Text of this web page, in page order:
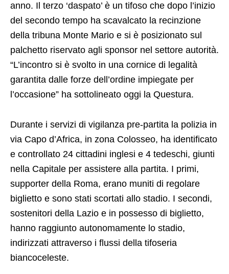
anno. Il terzo ‘daspato’ è un tifoso che dopo l’inizio
del secondo tempo ha scavalcato la recinzione
della tribuna Monte Mario e si è posizionato sul
palchetto riservato agli sponsor nel settore autorità.
“L’incontro si è svolto in una cornice di legalità
garantita dalle forze dell’ordine impiegate per
l’occasione” ha sottolineato oggi la Questura.
Durante i servizi di vigilanza pre-partita la polizia in
via Capo d’Africa, in zona Colosseo, ha identificato
e controllato 24 cittadini inglesi e 4 tedeschi, giunti
nella Capitale per assistere alla partita. I primi,
supporter della Roma, erano muniti di regolare
biglietto e sono stati scortati allo stadio. I secondi,
sostenitori della Lazio e in possesso di biglietto,
hanno raggiunto autonomamente lo stadio,
indirizzati attraverso i flussi della tifoseria
biancoceleste.